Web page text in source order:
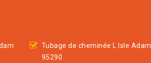
Tubage de cheminée L Isle Adam
95290